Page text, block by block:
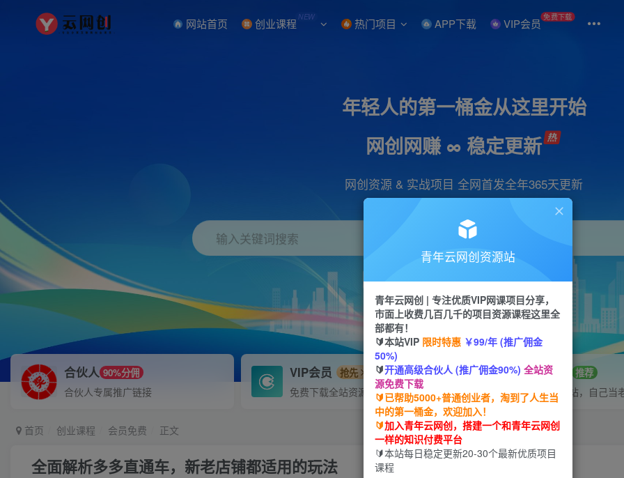
网站首页 创业课程 NEW 热门项目 APP下载 VIP会员 免费下载
年轻人的第一桶金从这里开始
网创网赚 ∞ 稳定更新
网创资源 & 实战项目 全网首发全年365天更新
输入关键词搜索
项目 引流 抖音 短视频 剪辑 会员
合伙人 90%分佣
合伙人专属推广链接
VIP会员 抢先
免费下载全站资源
招募站长 推荐
搭建同款网站，自己当
首页 创业课程 会员免费 正文
全面解析多多直通车，​新老店铺都适用的玩法
青年云网创资源站
青年云网创 | 专注优质VIP网课项目分享，
市面上收费几百几千的项目资源课程这里全
部都有！
🔰本站VIP 限时特惠 ￥99/年 (推广佣金
50%)
🔰开通高级合伙人 (推广佣金90%) 全站资
源免费下载
🔰已帮助5000+普通创业者，淘到了人生当
中的第一桶金，欢迎加入！
🔰加入青年云网创，搭建一个和青年云网创
一样的知识付费平台
🔰本站每日稳定更新20-30个最新优质项目
课程